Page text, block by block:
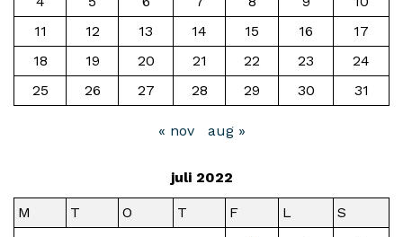
11
12 13 14 15 16
17
18
19 20 21 22 23
24
25
26 27 28 29 30 31
« nov aug »
juli 2022
M T O T F L
S